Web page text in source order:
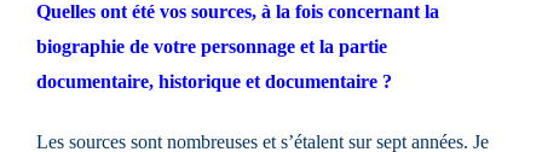
Quelles ont été vos sources, à la fois concernant la
biographie de votre personnage et la partie
documentaire, historique et documentaire ?
Les sources sont nombreuses et s’étalent sur sept années. Je